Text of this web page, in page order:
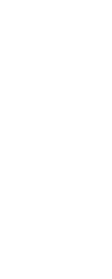
in neuem Fenster.